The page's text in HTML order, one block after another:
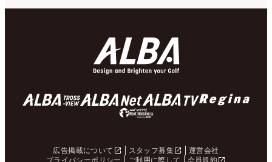
広告掲載について スタッフ募集
運営会社
プライバシーポリシー
ご利用に際して
会員規約